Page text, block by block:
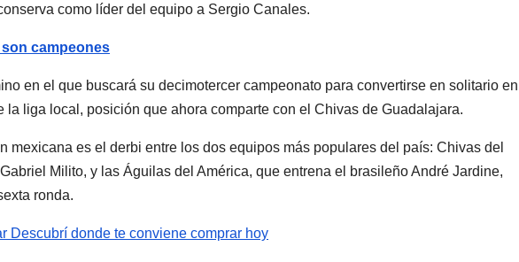
como líder del equipo a Sergio Canales.
campeones
en el que buscará su decimotercer campeonato para convertirse en solitario en
la liga local, posición que ahora comparte con el Chivas de Guadalajara.
mexicana es el derbi entre los dos equipos más populares del país: Chivas del
Milito, y las Águilas del América, que entrena el brasileño André Jardine,
ronda.
Descubrí donde te conviene comprar hoy